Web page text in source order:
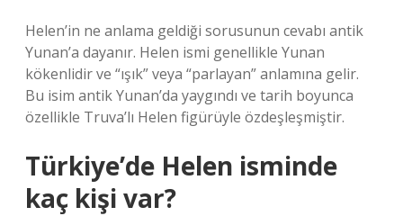
Helen’in ne anlama geldiği sorusunun cevabı antik
Yunan’a dayanır. Helen ismi genellikle Yunan
kökenlidir ve “ışık” veya “parlayan” anlamına gelir.
Bu isim antik Yunan’da yaygındı ve tarih boyunca
özellikle Truva’lı Helen figürüyle özdeşleşmiştir.
Türkiye’de Helen isminde
kaç kişi var?